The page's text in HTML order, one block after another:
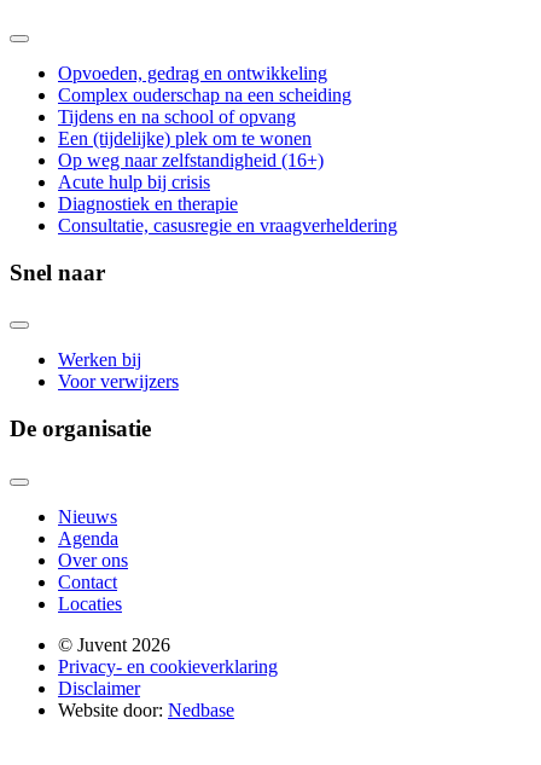
Opvoeden, gedrag en ontwikkeling
Complex ouderschap na een scheiding
Tijdens en na school of opvang
Een (tijdelijke) plek om te wonen
Op weg naar zelfstandigheid (16+)
Acute hulp bij crisis
Diagnostiek en therapie
Consultatie, casusregie en vraagverheldering
Snel naar
Werken bij
Voor verwijzers
De organisatie
Nieuws
Agenda
Over ons
Contact
Locaties
© Juvent 2026
Privacy- en cookieverklaring
Disclaimer
Website door: Nedbase